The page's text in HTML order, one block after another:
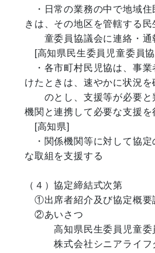
・日常の業務の中で地域住
きは、その地区を管轄する民
童委員協議会に連絡・通
[高知県民生委員児童委員
・各市町村民児協は、事業
けたときは、速やかに状況を
のとし、支援等が必要と
機関と連携して必要な支援を
[高知県]
・関係機関等に対して協定
な取組を支援する
（４）協定締結式次第
①出席者紹介及び協定概要
②あいさつ
高知県民生委員児童委
株式会社シニアライフ